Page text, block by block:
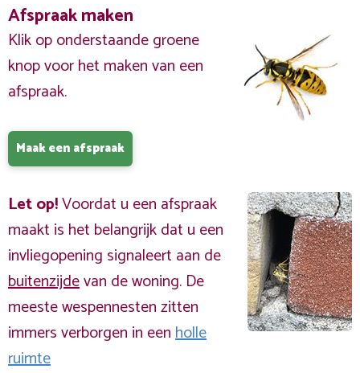
Afspraak maken
Klik op onderstaande groene
knop voor het maken van een
afspraak.
Maak een afspraak
Let op!Voordat u een afspraak
maakt is het belangrijk dat u een
invliegopening signaleert aan de
buitenzijdevan de woning. De
meeste wespennesten zitten
immers verborgen in eenholle
ruimte